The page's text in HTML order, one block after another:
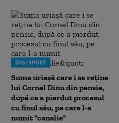
DIGI SPORT
Suma uriașă care i se reține
lui Cornel Dinu din pensie,
după ce a pierdut procesul
cu finul său, pe care l-a
numit "canalie"